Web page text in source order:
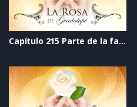
Capítulo 215 Parte de la familia